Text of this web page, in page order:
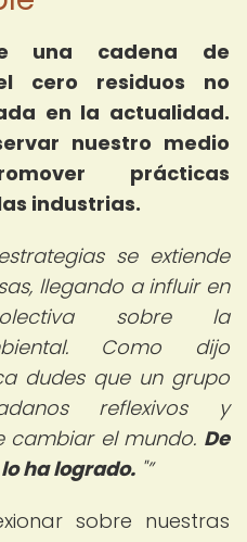
una cadena de
cero residuos no
en la actualidad.
nuestro medio
prácticas
industrias.
se extiende
llegando a influir en
sobre la
Como dijo
dudes que un grupo
reflexivos y
cambiar el mundo. De
ha logrado. "
sobre nuestras